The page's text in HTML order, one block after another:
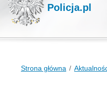
Policja.pl
Strona główna